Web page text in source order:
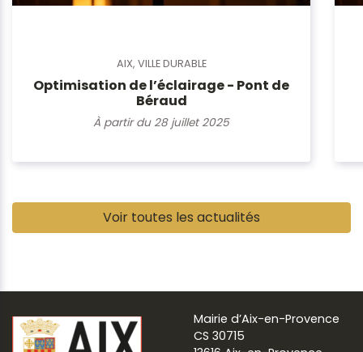
AIX, VILLE DURABLE
Optimisation de l’éclairage - Pont de
Béraud
À partir du 28 juillet 2025
Voir toutes les actualités
Mairie d’Aix-en-Provence
CS 30715